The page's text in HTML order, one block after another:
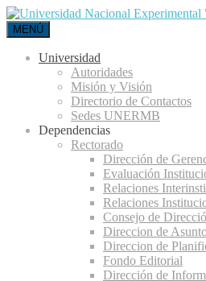
MENÚ
Universidad
Autoridades
Misión y Visión
Directorio de Contactos
Sedes UNERMB
Dependencias
Rectorado
Dirección de
Evaluación
Relaciones
Relaciones
Consejo de
Direccion de
Direccion de
Fondo Editorial
Dirección de